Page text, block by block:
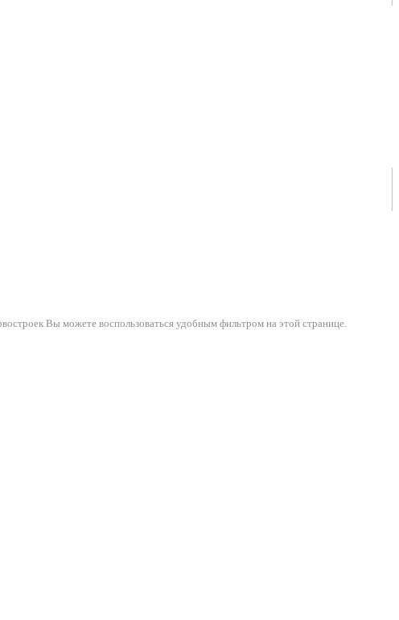
Вы можете воспользоваться удобным фильтром на этой странице.